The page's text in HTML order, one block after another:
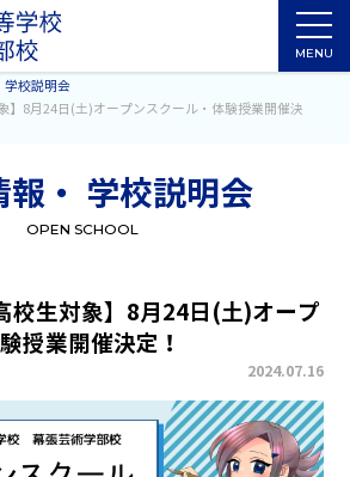
MENU
学校説明会
】8月24日(土)オープンスクール・体験授業開催決
報・ 学校説明会
OPEN SCHOOL
校生対象】8月24日(土)オープ
授業開催決定！
2024.07.16